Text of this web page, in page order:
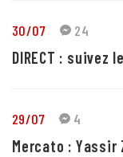
30/07 24
DIRECT : suivez
29/07 4
Mercato :